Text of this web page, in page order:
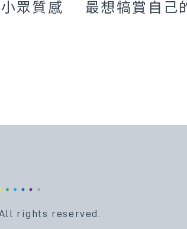
眾質感
最想犒賞自己
rights reserved.